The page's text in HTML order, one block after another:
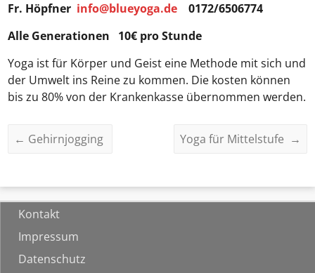
Fr. Höpfner info@blueyoga.de 0172/6506774
Alle Generationen 10€ pro Stunde
Yoga ist für Körper und Geist eine Methode mit sich und
der Umwelt ins Reine zu kommen. Die kosten können
bis zu 80% von der Krankenkasse übernommen werden.
← Gehirnjogging Yoga für Mittelstufe →
Kontakt
Impressum
Datenschutz